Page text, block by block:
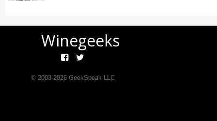
Winegeeks
© 2003-2026GeekSpeak LLC